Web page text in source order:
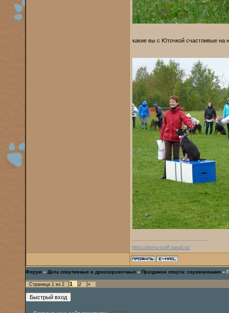
какие вы с Юточкой счастливые на
http://alterra-staff.narod.ru/
Форум » Дела спортивные и дрессировочные » Праздники спорта: соревнования »
Страница 1 из 2 1 2 »